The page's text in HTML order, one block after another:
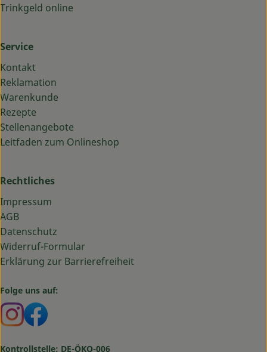
Trinkgeld online
Service
Kontakt
Reklamation
Warenkunde
Rezepte
Stellenangebote
Leitfaden zum Onlineshop
Rechtliches
Impressum
AGB
Datenschutz
Widerruf-Formular
Erklärung zur Barrierefreiheit
Folge uns auf:
Externer Link zu https://www.instagram.com/
Externer Link zu https://www.facebook.com/
Kontrollstelle: DE-ÖKO-006